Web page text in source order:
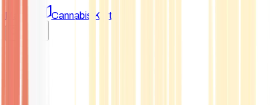
Marken Cannabis Karte